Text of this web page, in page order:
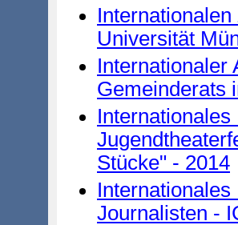
Universität
Internationaler
Gemeinderats
Stücke" - 2014
Journalisten -